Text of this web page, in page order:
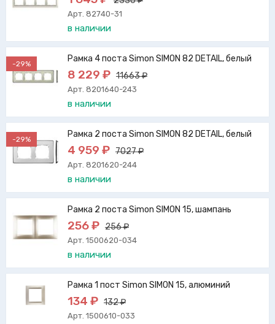
Арт. 82740-31
в наличии
-29% Рамка 4 поста Simon SIMON 82 DETAIL, белый
8 229 ₽ 11663 ₽
Арт. 8201640-243
в наличии
-29% Рамка 2 поста Simon SIMON 82 DETAIL, белый
4 959 ₽ 7027 ₽
Арт. 8201620-244
в наличии
Рамка 2 поста Simon SIMON 15, шампань
256 ₽ 256 ₽
Арт. 1500620-034
в наличии
Рамка 1 пост Simon SIMON 15, алюминий
134 ₽ 132 ₽
Арт. 1500610-033